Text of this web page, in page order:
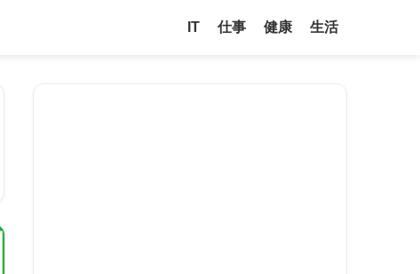
IT 仕事 健康 生活